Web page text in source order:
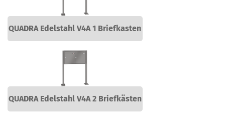
QUADRA Edelstahl V4A 1 Briefkasten
QUADRA Edelstahl V4A 2 Briefkästen